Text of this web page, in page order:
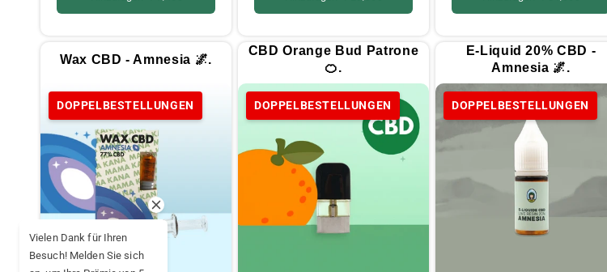
Wax CBD - Amnesia 🌌.
DOPPELBESTELLUNGEN
CBD Orange Bud Patrone
🍊.
DOPPELBESTELLUNGEN
E-Liquid 20% CBD -
Amnesia 🌌.
DOPPELBESTELLUNGEN
Vielen Dank für Ihren
Besuch! Melden Sie sich